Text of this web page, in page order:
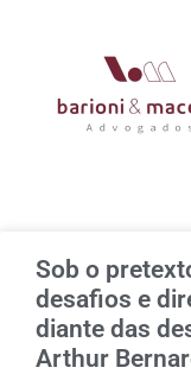
Sob o
desafios e
diante das
Arthur